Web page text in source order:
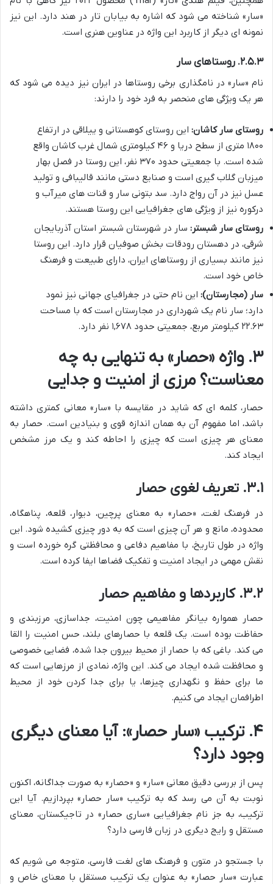
«سار» شناخته می شود که اشاره به بیابان تار در هند دارد. این نیز
نمونه ای دیگر از کاربرد این واژه در عناوین هنری است.
۲.۵.۳. روستاهای سار
نام «سار» در نامگذاری برخی روستاها در ایران نیز دیده می شود که
هر یک ویژگی های منحصر به فرد خود را دارند:
روستای سار کاشان: این روستای کوهستانی و ییلاقی در ارتفاع
۱۸۰۰ متری از سطح دریا و ۴۶ کیلومتری شمال غرب کاشان واقع
شده است. با جمعیتی حدود ۳۷۰ نفر، این روستا در فصل بهار
میزبان گلاب گیری است و صنایع دستی مانند قالیبافی و تولید
عسل نیز در آن رواج دارد. سد بتونی سار و قنات های میرآب و
درکوره نیز از ویژگی های جغرافیایی این روستا هستند.
روستای سار شبستر: سار در شهرستان شبستر استان آذربایجان
شرقی، در دهستان رودقات بخش صوفیان قرار دارد. این روستا
نیز مانند بسیاری از روستاهای ایران، دارای طبیعت و فرهنگ
خاص خود است.
سار (مجارستان): این نام حتی در جغرافیای جهانی نیز نمود
دارد؛ سار نام یک شهرداری در مجارستان است که با مساحت
۲۲.۶۳ کیلومتر مربع، جمعیتی حدود ۱,۶۷۸ نفر دارد.
۳. واژه «حصار» به تنهایی به چه
معناست؟ مرزی از امنیت و جدایی
حصار، کلمه ای که شاید در مقایسه با «سار» معانی کمتری داشته
باشد، اما مفهوم آن به همان اندازه قوی و بنیادین است. حصار به
معنای هر چیزی است که چیزی را احاطه کند و یک مرز مشخص
ایجاد کند.
۳.۱. تعریف لغوی حصار
در فرهنگ لغت، «حصار» به معنای پرچین، دیوار، قلعه، پناهگاه،
محدوده، مانع و هر آن چیزی است که به دور چیزی کشیده شود. این
واژه در طول تاریخ، با مفاهیم دفاعی و محافظتی گره خورده است و
نقش مهمی در ایجاد امنیت و تفکیک فضاها ایفا کرده است.
۳.۲. کاربردها و مفاهیم حصار
حصار همواره بیانگر مفاهیمی چون امنیت، جداسازی، مرزبندی و
حفاظت بوده است. یک قلعه با حصارهای بلند، حس امنیت را القا
می کند. باغی که با حصار از محیط بیرون جدا شده، فضایی خصوصی
و محافظت شده ایجاد می کند. این واژه، نمادی از مرزهایی است که
ما برای حفظ و نگهداری چیزها، یا برای جدا کردن خود از محیط
اطرافمان ایجاد می کنیم.
۴. ترکیب «سار حصار»: آیا معنای دیگری
وجود دارد؟
پس از بررسی دقیق معانی «سار» و «حصار» به صورت جداگانه، اکنون
نوبت به آن می رسد که به ترکیب «سار حصار» بپردازیم. آیا این
ترکیب، به جز نام جغرافیایی «ساری حصار» در تاجیکستان، معنای
مستقل و رایج دیگری در زبان فارسی دارد؟
با جستجو در متون و فرهنگ های لغت فارسی، متوجه می شویم که
عبارت «سار حصار» به عنوان یک ترکیب مستقل با معنای خاص و